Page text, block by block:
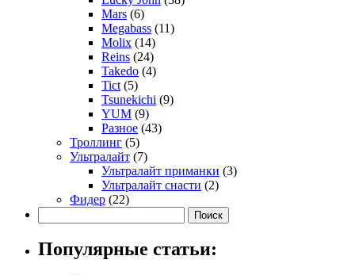
Mars (6)
Megabass (11)
Molix (14)
Reins (24)
Takedo (4)
Tict (5)
Tsunekichi (9)
YUM (9)
Разное (43)
Троллинг (5)
Ультралайт (7)
Ультралайт приманки (3)
Ультралайт снасти (2)
Фидер (22)
Популярные статьи: